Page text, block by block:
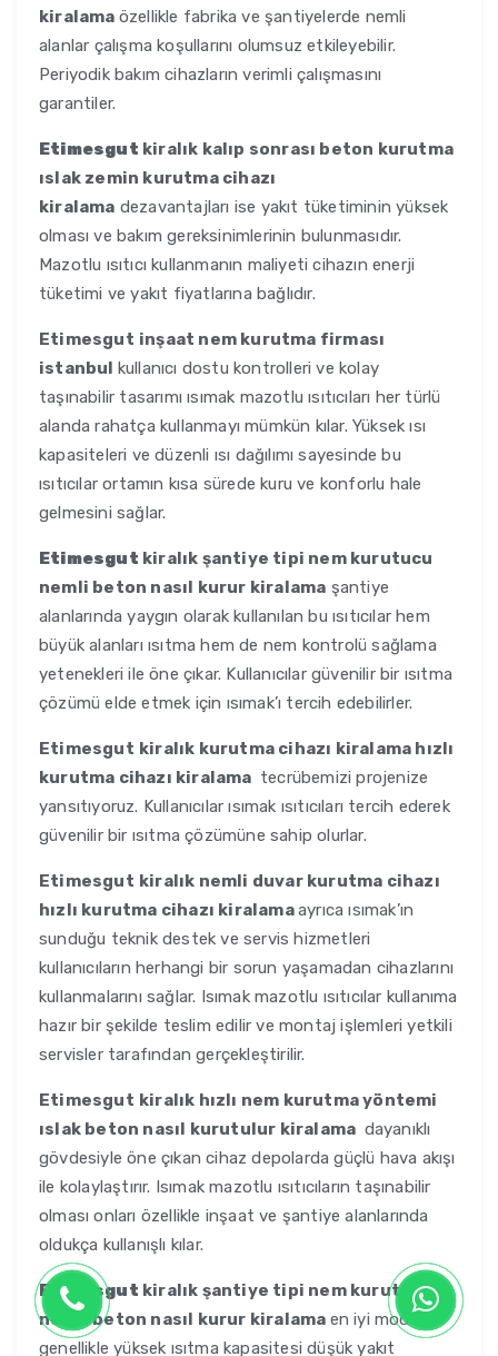
kiralama özellikle fabrika ve şantiyelerde nemli
alanlar çalışma koşullarını olumsuz etkileyebilir.
Periyodik bakım cihazların verimli çalışmasını
garantiler.
Etimesgut kiralık kalıp sonrası beton kurutma
ıslak zemin kurutma cihazı
kiralama dezavantajları ise yakıt tüketiminin yüksek
olması ve bakım gereksinimlerinin bulunmasıdır.
Mazotlu ısıtıcı kullanmanın maliyeti cihazın enerji
tüketimi ve yakıt fiyatlarına bağlıdır.
Etimesgut inşaat nem kurutma firması
istanbul kullanıcı dostu kontrolleri ve kolay
taşınabilir tasarımı ısımak mazotlu ısıtıcıları her türlü
alanda rahatça kullanmayı mümkün kılar. Yüksek ısı
kapasiteleri ve düzenli ısı dağılımı sayesinde bu
ısıtıcılar ortamın kısa sürede kuru ve konforlu hale
gelmesini sağlar.
Etimesgut kiralık şantiye tipi nem kurutucu
nemli beton nasıl kurur kiralama şantiye
alanlarında yaygın olarak kullanılan bu ısıtıcılar hem
büyük alanları ısıtma hem de nem kontrolü sağlama
yetenekleri ile öne çıkar. Kullanıcılar güvenilir bir ısıtma
çözümü elde etmek için ısımak’ı tercih edebilirler.
Etimesgut kiralık kurutma cihazı kiralama hızlı
kurutma cihazı kiralama tecrübemizi projenize
yansıtıyoruz. Kullanıcılar ısımak ısıtıcıları tercih ederek
güvenilir bir ısıtma çözümüne sahip olurlar.
Etimesgut kiralık nemli duvar kurutma cihazı
hızlı kurutma cihazı kiralamaayrıca ısımak’ın
sunduğu teknik destek ve servis hizmetleri
kullanıcıların herhangi bir sorun yaşamadan cihazlarını
kullanmalarını sağlar. Isımak mazotlu ısıtıcılar kullanıma
hazır bir şekilde teslim edilir ve montaj işlemleri yetkili
servisler tarafından gerçekleştirilir.
Etimesgut kiralık hızlı nem kurutma yöntemi
ıslak beton nasıl kurutulur kiralama dayanıklı
gövdesiyle öne çıkan cihaz depolarda güçlü hava akışı
ile kolaylaştırır. Isımak mazotlu ısıtıcıların taşınabilir
olması onları özellikle inşaat ve şantiye alanlarında
oldukça kullanışlı kılar.
Etimesgut kiralık şantiye tipi nem kurutucu
nemli beton nasıl kurur kiralama en iyi model
genellikle yüksek ısıtma kapasitesi düşük yakıt